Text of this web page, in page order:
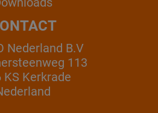
Nederland B.V
113
KS Kerkrade